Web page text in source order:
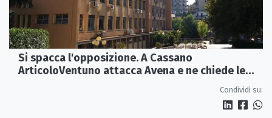
Si spacca l'opposizione. A Cassano
ArticoloVentuno attacca Avena e ne chiede le
Condividi su: